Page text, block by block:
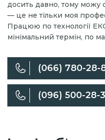
досить давно, тому можу
— це не тільки моя
Працюю по технології
мінімальний термін, по
(066) 780-28-
(096) 500-28-